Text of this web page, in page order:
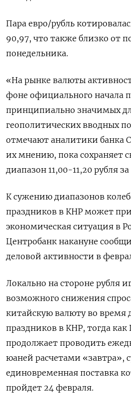
Пара ‌евро/рубль
90,97, что также близко от
понедельника.
«На рынке ​валюты
фоне официального начала
принципиально значимых
геополитических вводных
отмечают аналитики банка
их мнению, пока сохраняет
диапазон 11,00-11,20 рубля
К сужению диапазонов
праздников в КНР может
экономическая ситуация в
Центробанк накануне
деловой активности в
Локально на стороне рубля
возможного снижения
китайскую валюту во время
праздников в КНР, тогда
продолжает проводить
юаней расчетами «завтра»,
единовременная поставка
пройдет 24 февраля.